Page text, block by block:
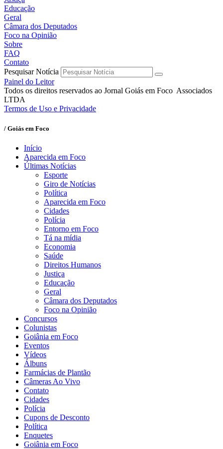
Educação
Geral
Câmara dos Deputados
Foco na Opinião
Sobre
FAQ
Contato
Pesquisar Notícia
Painel do Leitor
Todos os direitos reservados ao Jornal Goiás em Foco Associados
LTDA
Termos de Uso e Privacidade
/ Goiás em Foco
Início
Aparecida em Foco
Últimas Notícias
Esporte
Giro de Notícias
Política
Aparecida em Foco
Cidades
Polícia
Entorno em Foco
Tá na mídia
Economia
Saúde
Direitos Humanos
Justiça
Educação
Geral
Câmara dos Deputados
Foco na Opinião
Concursos
Colunistas
Goiânia em Foco
Eventos
Vídeos
Álbuns
Farmácias de Plantão
Câmeras Ao Vivo
Contato
Cidades
Polícia
Cupons de Desconto
Política
Enquetes
Goiânia em Foco